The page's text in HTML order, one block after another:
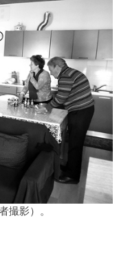
影）。